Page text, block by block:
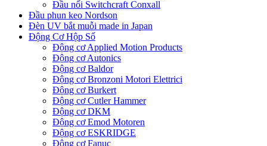
Đầu nối Switchcraft Conxall
Đầu phun keo Nordson
Đèn UV bắt muỗi made in Japan
Động Cơ Hộp Số
Động cơ Applied Motion Products
Động cơ Autonics
Động cơ Baldor
Động cơ Bronzoni Motori Elettrici
Động cơ Burkert
Động cơ Cutler Hammer
Động cơ DKM
Động cơ Emod Motoren
Động cơ ESKRIDGE
Động cơ Fanuc